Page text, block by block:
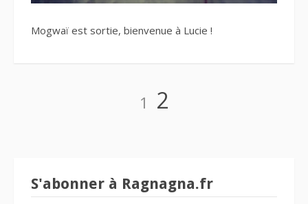
Mogwaï est sortie, bienvenue à Lucie !
Page
1 Page
2
S'abonner à Ragnagna.fr